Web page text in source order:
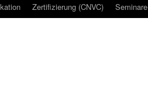
Zertifizierung (CNVC) Seminare